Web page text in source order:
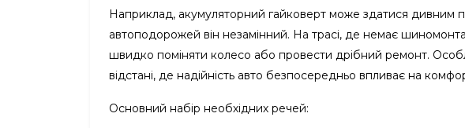
Наприклад, акумуляторний гайковерт може здатися дивним
автоподорожей він незамінний. На трасі, де немає
швидко поміняти колесо або провести дрібний ремонт.
відстані, де надійність авто безпосередньо впливає на
Основний набір необхідних речей: